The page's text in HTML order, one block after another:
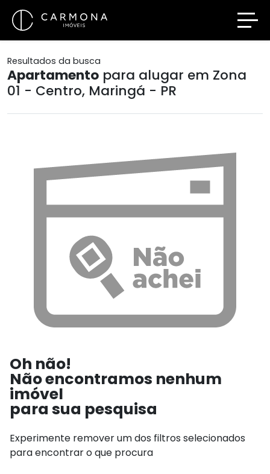
Resultados da busca
Apartamento para alugar em Zona
01 - Centro, Maringá - PR
Oh não!
Não encontramos nenhum
imóvel
para sua pesquisa
Experimente remover um dos filtros selecionados
para encontrar o que procura